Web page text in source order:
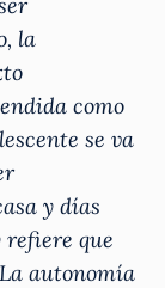
la
como
se va
y días
refiere que
autonomía